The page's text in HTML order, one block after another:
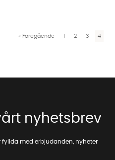
« Föregående 1 2 3 4
nyhetsbrev
fyllda med erbjudanden, nyheter